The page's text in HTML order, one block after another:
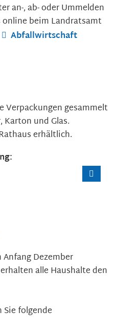
an-, ab- oder Ummelden
beim Landratsamt
Abfallwirtschaft
Verpackungen gesammelt
und Glas.
erhältlich.
Dezember
alle Haushalte den
folgende